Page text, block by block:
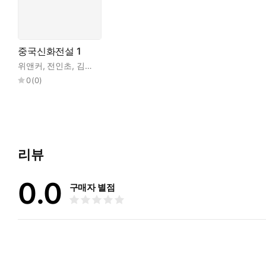
중국신화전설 1
위앤커, 전인초, 김선자
0(0)
리뷰
0.0 구매자 별점